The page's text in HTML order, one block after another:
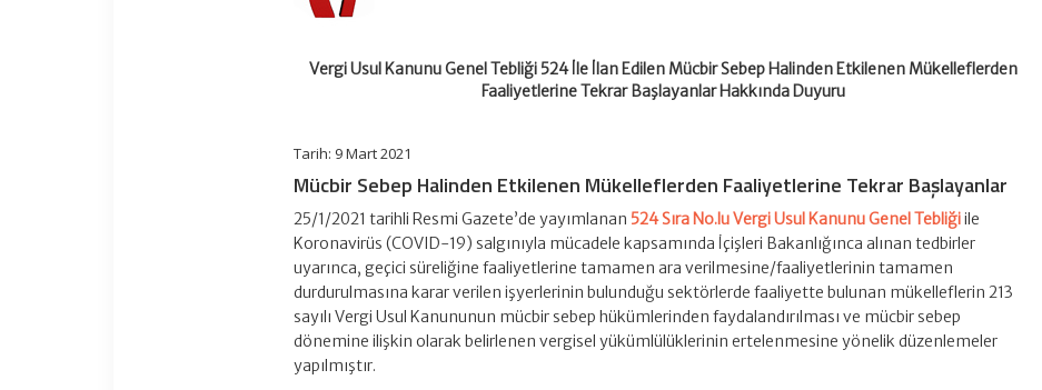
Vergi Usul Kanunu Genel Tebliği 524 İle İlan Edilen Mücbir Sebep Halinden Etkilenen Mükelleflerden
Faaliyetlerine Tekrar Başlayanlar Hakkında Duyuru
Tarih: 9 Mart 2021
Mücbir Sebep Halinden Etkilenen Mükelleflerden Faaliyetlerine Tekrar Başlayanlar
25/1/2021 tarihli Resmi Gazete’de yayımlanan 524 Sıra No.lu Vergi Usul Kanunu Genel Tebliğiile
Koronavirüs (COVID-19) salgınıyla mücadele kapsamında İçişleri Bakanlığınca alınan tedbirler
uyarınca, geçici süreliğine faaliyetlerine tamamen ara verilmesine/faaliyetlerinin tamamen
durdurulmasına karar verilen işyerlerinin bulunduğu sektörlerde faaliyette bulunan mükelleflerin 213
sayılı Vergi Usul Kanununun mücbir sebep hükümlerinden faydalandırılması ve mücbir sebep
dönemine ilişkin olarak belirlenen vergisel yükümlülüklerinin ertelenmesine yönelik düzenlemeler
yapılmıştır.